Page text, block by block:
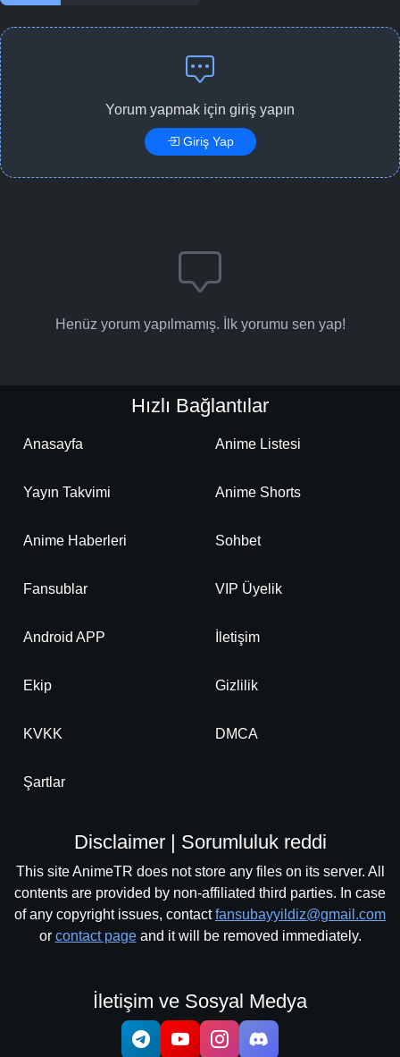
Yorum yapmak için giriş yapın
Giriş Yap
Henüz yorum yapılmamış. İlk yorumu sen yap!
Hızlı Bağlantılar
Anasayfa Anime Listesi
Yayın Takvimi Anime Shorts
Anime Haberleri Sohbet
Fansublar VIP Üyelik
Android APP İletişim
Ekip Gizlilik
KVKK DMCA
Şartlar
Disclaimer | Sorumluluk reddi
This site AnimeTR does not store any files on its server. All
contents are provided by non-affiliated third parties. In case
of any copyright issues, contactfansubayyildiz@gmail.com
or contact pageand it will be removed immediately.
İletişim ve Sosyal Medya